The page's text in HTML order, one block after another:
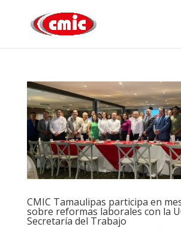
CMIC Tamaulipas participa en
sobre reformas laborales con la
Secretaría del Trabajo